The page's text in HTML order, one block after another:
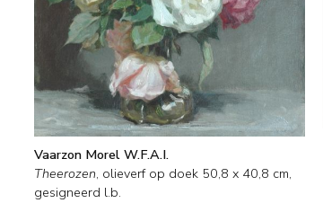
Vaarzon Morel W.F.A.I.
Theerozen, olieverf op doek 50,8 x 40,8 cm,
gesigneerd l.b.